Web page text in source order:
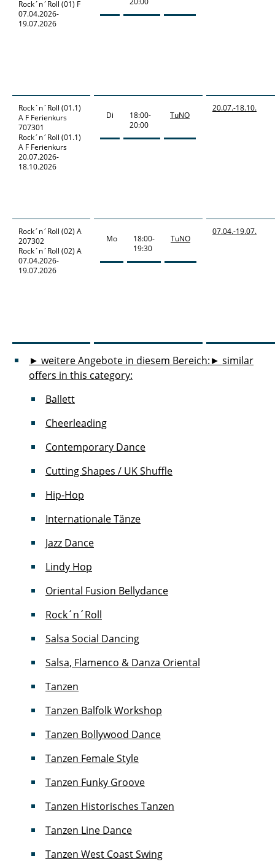
Rock´n´Roll (01) F
07.04.2026-
19.07.2026
Rock´n´Roll (01.1)
A F Ferienkurs
707301
Rock´n´Roll (01.1)
A F Ferienkurs
20.07.2026-
18.10.2026
Di
18:00-
20:00
TuNO
20.07.-18.10.
Rock´n´Roll (02) A
207302
Rock´n´Roll (02) A
07.04.2026-
19.07.2026
Mo
18:00-
19:30
TuNO
07.04.-19.07.
► weitere Angebote in diesem Bereich:► similar
offers in this category:
Ballett
Cheerleading
Contemporary Dance
Cutting Shapes / UK Shuffle
Hip-Hop
Internationale Tänze
Jazz Dance
Lindy Hop
Oriental Fusion Bellydance
Rock´n´Roll
Salsa Social Dancing
Salsa, Flamenco & Danza Oriental
Tanzen
Tanzen Balfolk Workshop
Tanzen Bollywood Dance
Tanzen Female Style
Tanzen Funky Groove
Tanzen Historisches Tanzen
Tanzen Line Dance
Tanzen West Coast Swing